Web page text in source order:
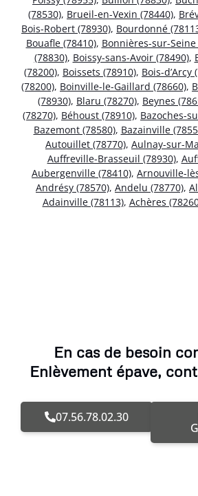
(78530), Brueil-en-Vexin (78440),
Bois-Robert (78930), Bourdonné
Bouafle (78410), Bonnières-sur-Seine
(78830), Boissy-sans-Avoir (78490),
(78200), Boissets (78910), Bois-d’Arcy
(78200), Boinville-le-Gaillard (78660),
(78930), Blaru (78270), Beynes
(78270), Béhoust (78910), Bazoches-
Bazemont (78580), Bazainville
Autouillet (78770), Aulnay-sur-
Auffreville-Brasseuil (78930),
Aubergenville (78410), Arnouville-
Andrésy (78570), Andelu (78770),
Adainville (78113), Achères
En cas de besoin
Enlèvement épave,
07.56.78.02.30